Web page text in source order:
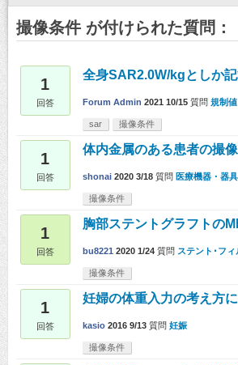
撮像条件 が付けられた質問：
1
回答
全身SAR2.0W/kgとしか
Forum Admin 2021 10/15 質問 規制値
sar 撮像条件
1
回答
体内金属のある患者の撮
shonai 2020 3/18 質問 医療機器・器具
撮像条件
1
回答
胸部ステントグラフトの
bu8221 2020 1/24 質問 ステント･フィ
撮像条件
1
回答
妊婦の体重入力の考え方
kasio 2016 9/13 質問 妊娠
撮像条件